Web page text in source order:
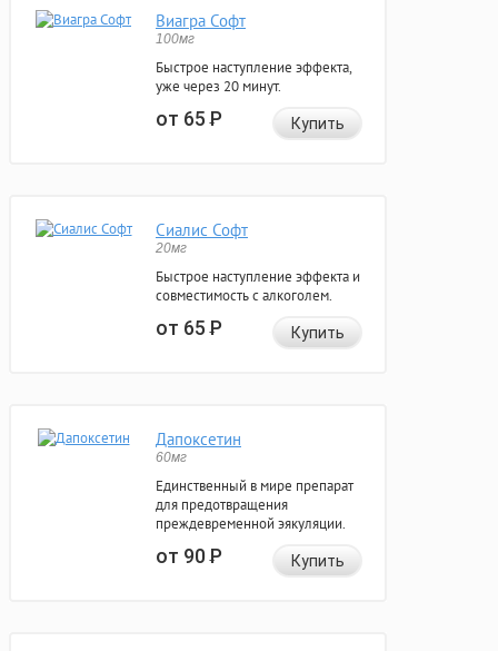
Виагра Софт
100мг
Быстрое наступление эффекта,
уже через 20 минут.
от 65Р Купить
Сиалис Софт
20мг
Быстрое наступление эффекта и
совместимость с алкоголем.
от 65Р Купить
Дапоксетин
60мг
Единственный в мире препарат
для предотвращения
преждевременной эякуляции.
от 90Р Купить